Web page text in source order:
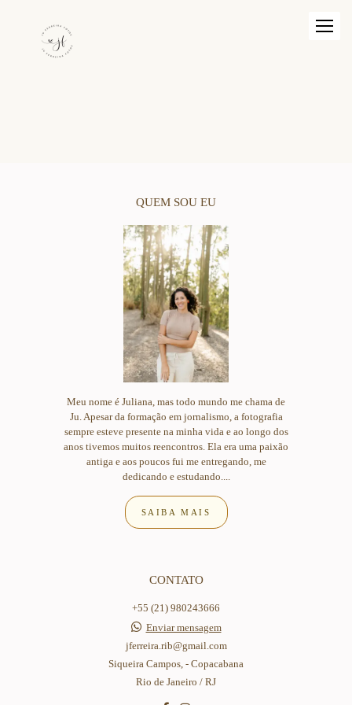
QUEM SOU EU
Meu nome é Juliana, mas todo mundo me chama de
Ju. Apesar da formação em jornalismo, a fotografia
sempre esteve presente na minha vida e ao longo dos
anos tivemos muitos reencontros. Ela era uma paixão
antiga e aos poucos fui me entregando, me
dedicando e estudando....
SAIBA MAIS
CONTATO
+55 (21) 980243666
Enviar mensagem
jferreira.rib@gmail.com
Siqueira Campos, - Copacabana
Rio de Janeiro / RJ